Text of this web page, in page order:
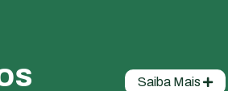
Saiba Mais